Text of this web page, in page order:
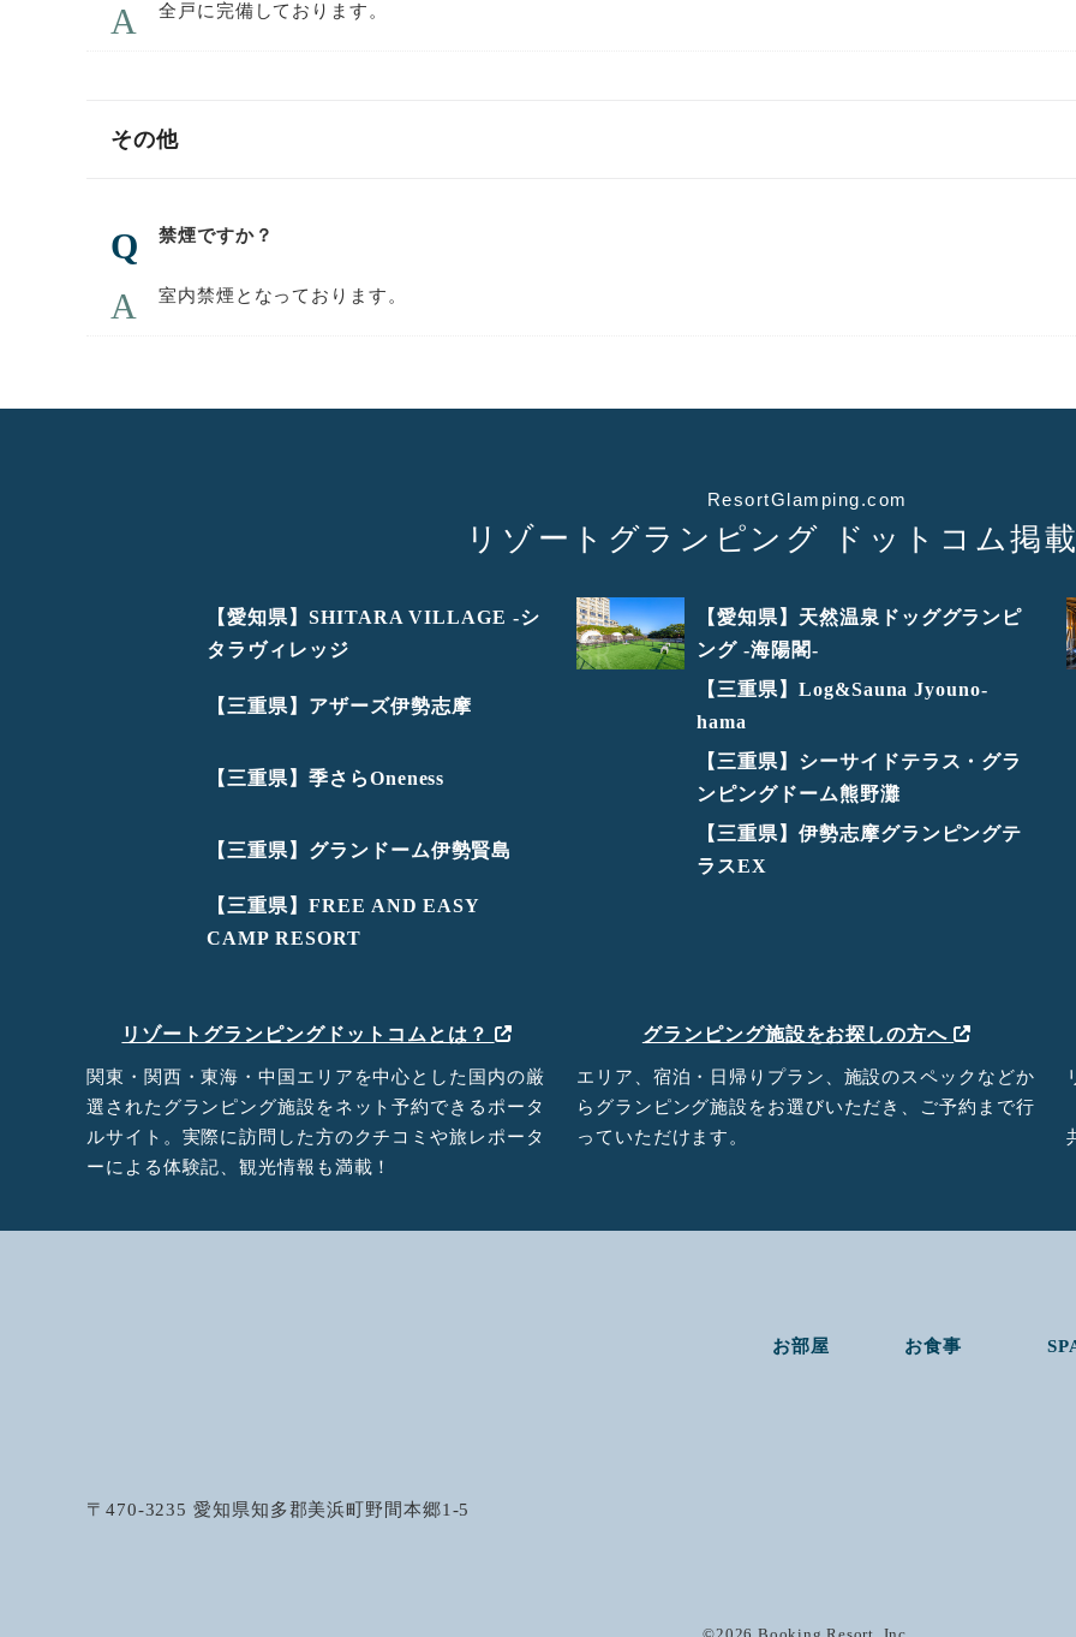
全戸に完備しております。
その他
禁煙ですか？
室内禁煙となっております。
ResortGlamping.com
リゾートグランピング ドットコム掲
【愛知県】SHITARA VILLAGE -シ
タラヴィレッジ
【愛知県】天然温泉ドッググランピ
ング -海陽閣-
【三重県】アザーズ伊勢志摩
【三重県】Log&Sauna Jyouno-
hama
【三重県】季さらOneness
【三重県】シーサイドテラス・グラ
ンピングドーム熊野灘
【三重県】グランドーム伊勢賢島
【三重県】伊勢志摩グランピングテ
ラスEX
【三重県】FREE AND EASY
CAMP RESORT
リゾートグランピングドットコムとは？
関東・関西・東海・中国エリアを中心とした国内の厳
選されたグランピング施設をネット予約できるポータ
ルサイト。実際に訪問した方のクチコミや旅レポータ
ーによる体験記、観光情報も満載！
グランピング施設をお探しの方へ
エリア、宿泊・日帰りプラン、施設のスペックなどか
らグランピング施設をお選びいただき、ご予約まで行
っていただけます。
〒470-3235 愛知県知多郡美浜町野間本郷1-5
お部屋 お食事